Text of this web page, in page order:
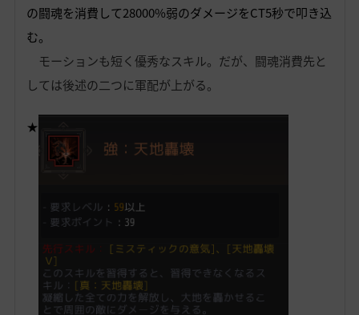
の闘魂を消費して28000%弱のダメージをCT5秒で叩き込
む。
モーションも短く優秀なスキル。だが、闘魂消費先と
しては後述の二つに軍配が上がる。
★